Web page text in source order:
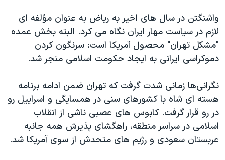
واشنگتن در سال های اخیر به ریاض به عنوان مؤلفه ای
لازم در سیاست مهار ایران نگاه می کرد. البته بخش عمده
"مشکل تهران" محصول آمریکا است: سرنگون کردن
دموکراسی ایرانی به ایجاد حکومت اسلامی منجر شد.
نگرانی‌ها زمانی شدت گرفت که تهران ضمن ادامه برنامه
هسته ای شاه با کشورهای سنی در همسایگی و اسراییل رو
در رو قرار گرفت. کابوس های عصبی ناشی از انقلاب
اسلامی در سراسر منطقه، راهگشای پذیرش همه جانبه
عربستان سعودی و رژیم های متحدش از سوی آمریکا شد.